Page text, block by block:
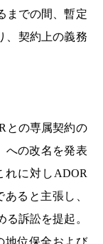
までの間、暫定
、契約上の義務
との専属契約の
への改名を発表
れに対しADOR
ると主張し、
訴訟を提起。